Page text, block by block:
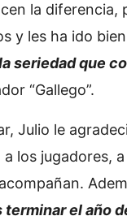
la diferencia,
y les ha ido
seriedad que
“Gallego”.
Julio le
los jugadores,
terminar el año